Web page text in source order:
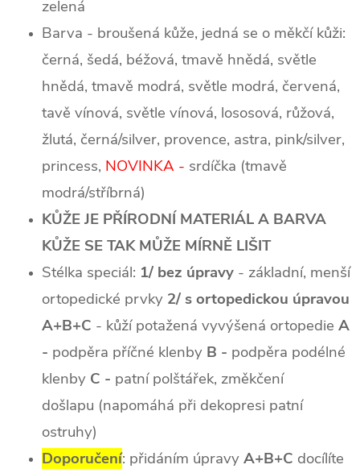
zelená
Barva - broušená kůže, jedná se o měkčí kůži:
černá, šedá, béžová, tmavě hnědá, světle
hnědá, tmavě modrá, světle modrá, červená,
tavě vínová, světle vínová, lososová, růžová,
žlutá, černá/silver, provence, astra, pink/silver,
princess, NOVINKA - srdíčka (tmavě
modrá/stříbrná)
KŮŽE JE PŘÍRODNÍ MATERIÁL A BARVA
KŮŽE SE TAK MŮŽE MÍRNĚ LIŠIT
Stélka speciál: 1/ bez úpravy - základní, menší
ortopedické prvky 2/ s ortopedickou úpravou
A+B+C - kůží potažená vyvýšená ortopedie A
- podpěra příčné klenby B - podpěra podélné
klenby C - patní polštářek, změkčení
došlapu (napomáhá při dekopresi patní
ostruhy)
Doporučení: přidáním úpravyA+B+C docílíte